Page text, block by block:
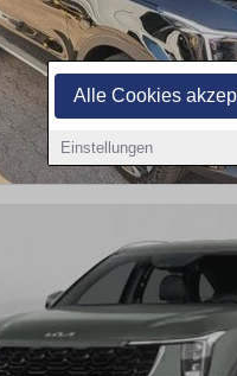
Alle Cookies
Einstellungen